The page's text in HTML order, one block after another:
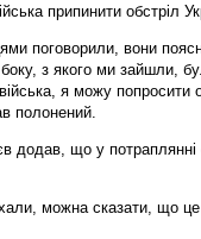
припинити обстріл
поговорили, вони
з якого ми зайшли,
війська, я можу
полонений.
додав, що у потраплянні
можна сказати, що